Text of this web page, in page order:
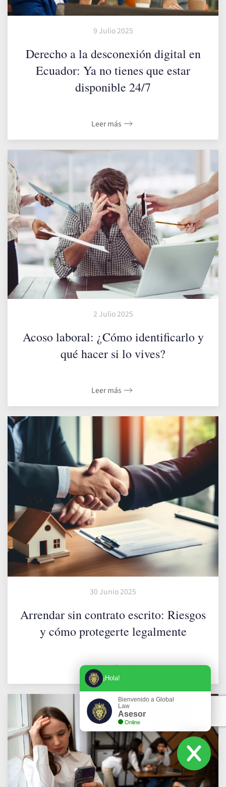
9 Julio 2025
Derecho a la desconexión digital en
Ecuador: Ya no tienes que estar
disponible 24/7
Leer más
2 Julio 2025
Acoso laboral: ¿Cómo identificarlo y
qué hacer si lo vives?
Leer más
30 Junio 2025
Arrendar sin contrato escrito: Riesgos
y cómo protegerte legalmente
Leer más
¡Hola!
Bienvenido a Global
Law
Asesor
Online